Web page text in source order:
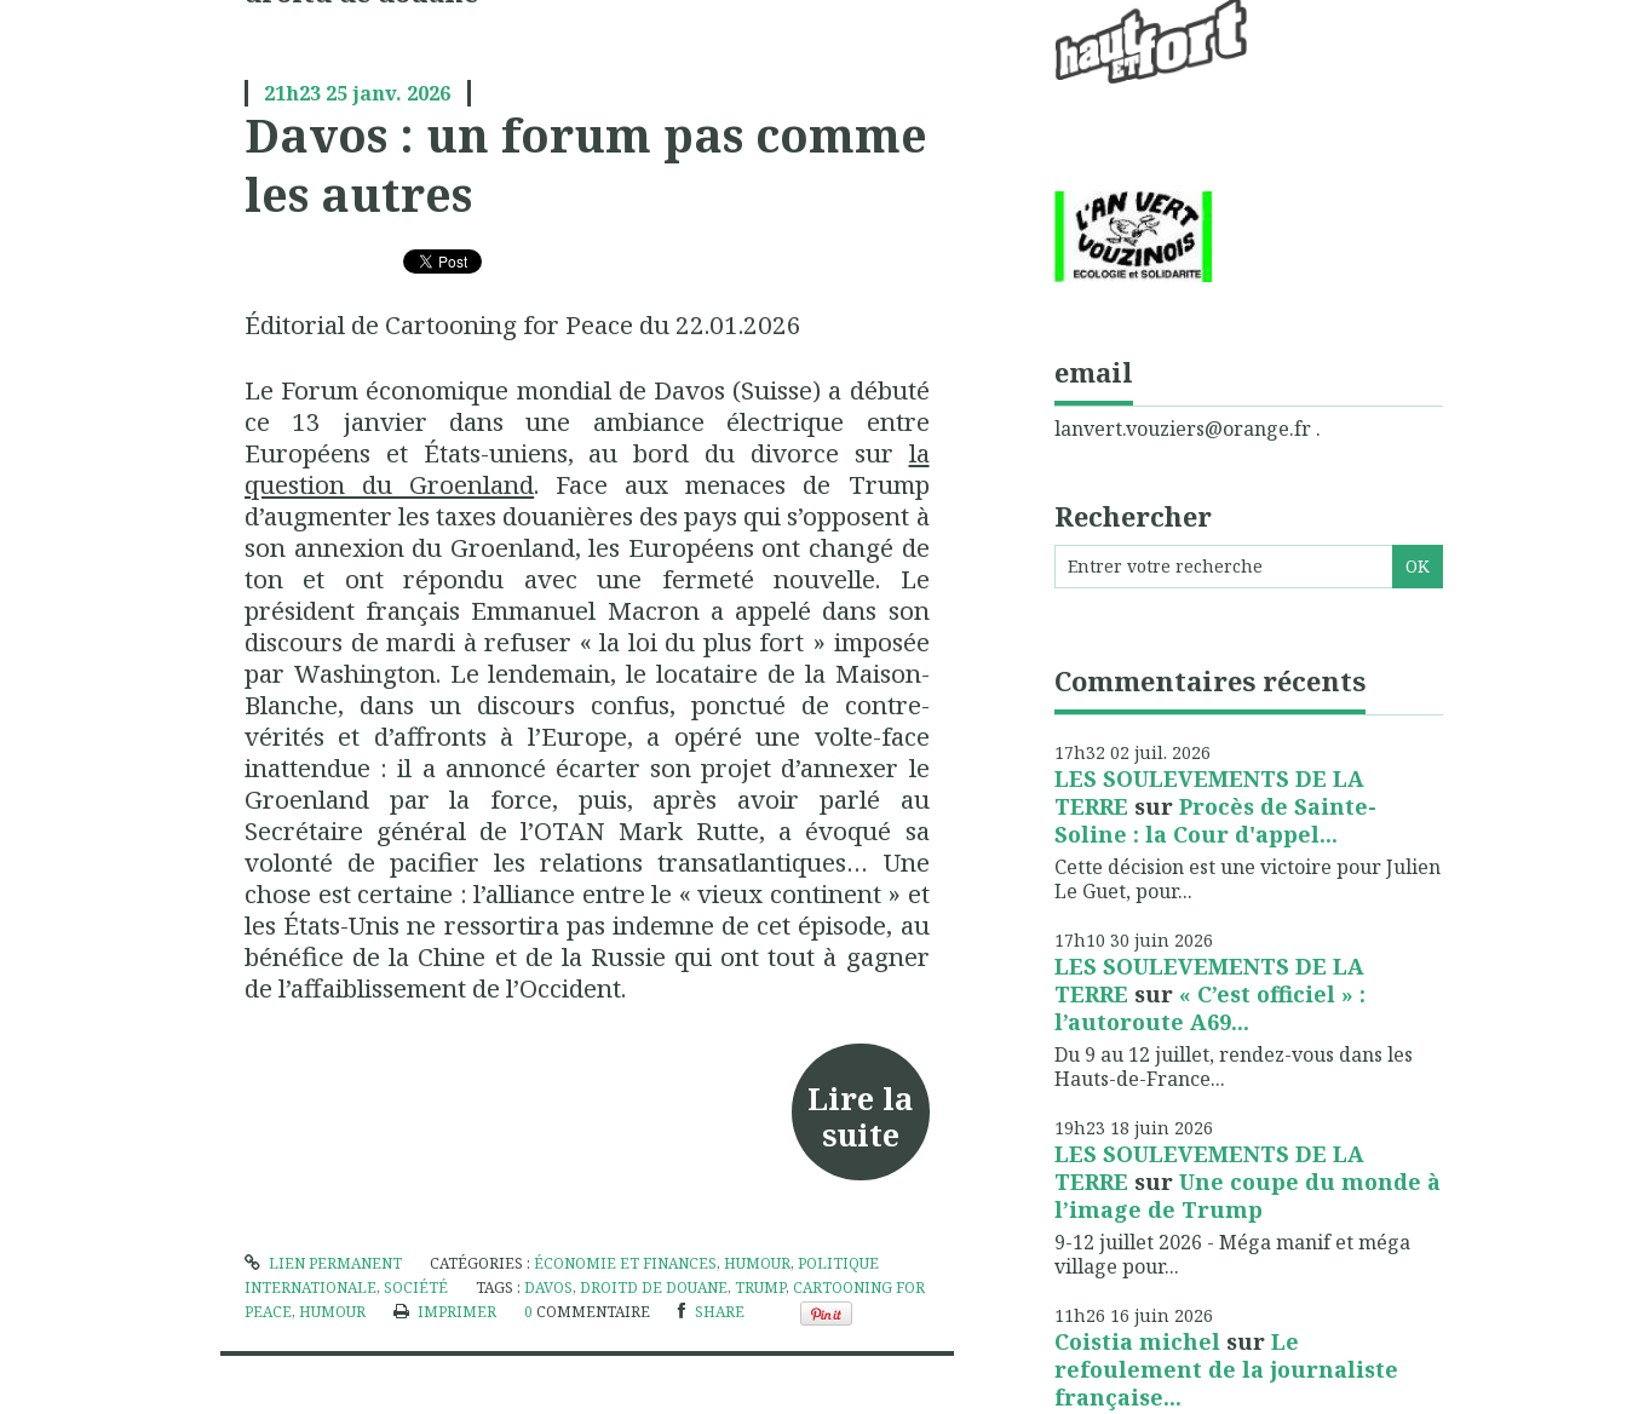
21h23 25janv. 2026
Davos : un forum pas comme
les autres
Éditorial de Cartooning for Peace du 22.01.2026
Le Forum économique mondial de Davos (Suisse) a débuté
ce 13 janvier dans une ambiance électrique entre
Européens et États-uniens, au bord du divorce sur la
question du Groenland. Face aux menaces de Trump
d’augmenter les taxes douanières des pays qui s’opposent à
son annexion du Groenland, les Européens ont changé de
ton et ont répondu avec une fermeté nouvelle. Le
président français Emmanuel Macron a appelé dans son
discours de mardi à refuser « la loi du plus fort » imposée
par Washington. Le lendemain, le locataire de la Maison-
Blanche, dans un discours confus, ponctué de contre-
vérités et d’affronts à l’Europe, a opéré une volte-face
inattendue : il a annoncé écarter son projet d’annexer le
Groenland par la force, puis, après avoir parlé au
Secrétaire général de l’OTAN Mark Rutte, a évoqué sa
volonté de pacifier les relations transatlantiques… Une
chose est certaine : l’alliance entre le « vieux continent » et
les États-Unis ne ressortira pas indemne de cet épisode, au
bénéfice de la Chine et de la Russie qui ont tout à gagner
de l’affaiblissement de l’Occident.
Lire la
suite
LIEN PERMANENT CATÉGORIES :ÉCONOMIE ET FINANCES,HUMOUR,POLITIQUE
INTERNATIONALE, SOCIÉTÉ TAGS : DAVOS, DROITD DE DOUANE, TRUMP, CARTOONING FOR
PEACE, HUMOUR IMPRIMER 0 COMMENTAIRE SHARE
email
lanvert.vouziers@orange.fr .
Rechercher
Commentaires récents
17h32 02 juil. 2026
LES SOULEVEMENTS DE LA
TERRE sur Procès de Sainte-
Soline : la Cour d'appel...
Cette décision est une victoire pour Julien
Le Guet, pour...
17h10 30 juin 2026
LES SOULEVEMENTS DE LA
TERRE sur « C’est officiel » :
l’autoroute A69...
Du 9 au 12 juillet, rendez-vous dans les
Hauts-de-France...
19h23 18 juin 2026
LES SOULEVEMENTS DE LA
TERRE sur Une coupe du monde à
l’image de Trump
9-12 juillet 2026 - Méga manif et méga
village pour...
11h26 16 juin 2026
Coistia michelsur Le
refoulement de la journaliste
française...